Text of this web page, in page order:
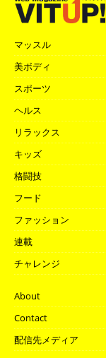
マッスル
美ボディ
スポーツ
ヘルス
リラックス
キッズ
格闘技
フード
ファッション
連載
チャレンジ
About
Contact
配信先メディア